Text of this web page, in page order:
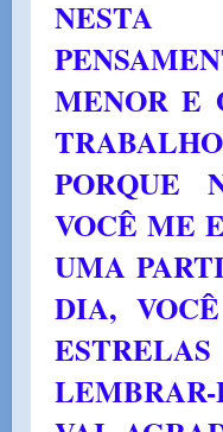
NESTA
MENOR E
PORQUE
VOCÊ ME
UMA
DIA,